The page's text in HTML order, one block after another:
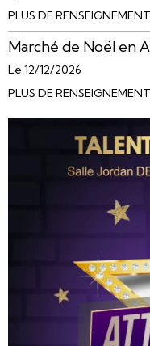
PLUS DE
Marché de Noël en
Le 12/12/2026
PLUS DE